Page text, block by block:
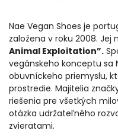
Nae Vegan Shoes je
založena v roku 2008. Jej
Animal Exploitation”.
vegánskeho konceptu sa
obuvníckeho priemyslu,
prostredie. Majitelia
riešenia pre všetkých
otázka udržateľného
zvieratami.